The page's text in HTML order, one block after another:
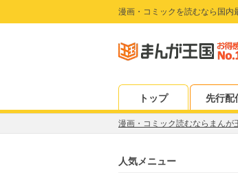
漫画・コミックを読むなら国内
トップ 先行配
漫画・コミック読むならまんが
人気メニュー